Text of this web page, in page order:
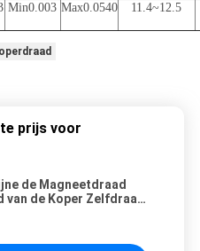
Min0.003 Max0.0540 11.4~12.5
prijs voor
de Magneetdraad
van de Koper Zelfdraad